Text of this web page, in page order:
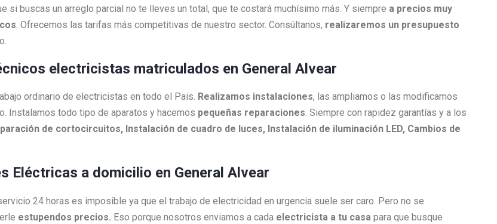
buscas un arreglo parcial no te lleves un total, que te costará muchísimo más. Y siempre a precios muy
. Ofrecemos las tarifas más competitivas de nuestro sector. Consúltanos, realizaremos un presupuesto
electricistas matriculados en General Alvear
ordinario de electricistas en todo el Pais. Realizamos instalaciones, las ampliamos o las modificamos
Instalamos todo tipo de aparatos y hacemos pequeñas reparaciones. Siempre con rapidez garantías y a los
de cortocircuitos, Instalación de cuadro de luces, Instalación de iluminación LED, Cambios de
Eléctricas a domicilio en General Alvear
24 horas es imposible ya que el trabajo de electricidad en urgencia suele ser caro. Pero no se
estupendos precios. Eso porque nosotros enviamos a cada electricista a tu casa para que busque